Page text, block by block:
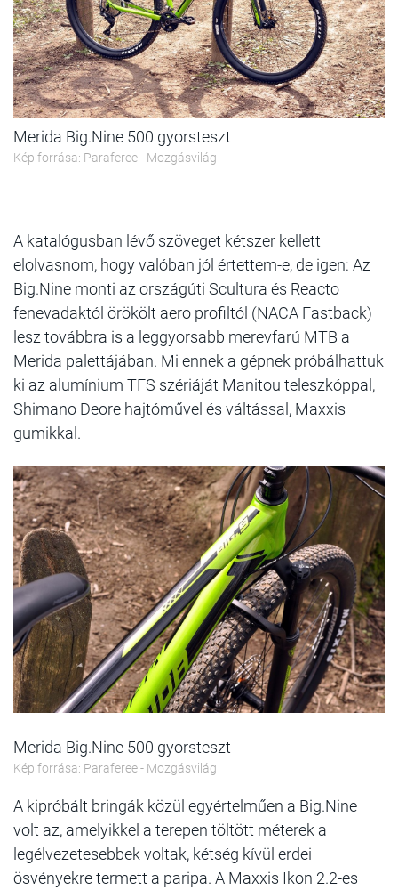
Merida Big.Nine 500 gyorsteszt
Kép forrása: Paraferee - Mozgásvilág
A katalógusban lévő szöveget kétszer kellett
elolvasnom, hogy valóban jól értettem-e, de igen: Az
Big.Nine monti az országúti Scultura és Reacto
fenevadaktól örökölt aero profiltól (NACA Fastback)
lesz továbbra is a leggyorsabb merevfarú MTB a
Merida palettájában. Mi ennek a gépnek próbálhattuk
ki az alumínium TFS szériáját Manitou teleszkóppal,
Shimano Deore hajtóművel és váltással, Maxxis
gumikkal.
Merida Big.Nine 500 gyorsteszt
Kép forrása: Paraferee - Mozgásvilág
A kipróbált bringák közül egyértelműen a Big.Nine
volt az, amelyikkel a terepen töltött méterek a
legélvezetesebbek voltak, kétség kívül erdei
ösvényekre termett a paripa. A Maxxis Ikon 2.2-es